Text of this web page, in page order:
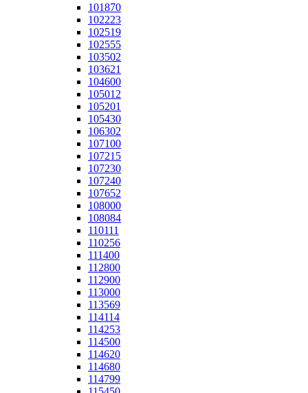
101870
102223
102519
102555
103502
103621
104600
105012
105201
105430
106302
107100
107215
107230
107240
107652
108000
108084
110111
110256
111400
112800
112900
113000
113569
114114
114253
114500
114620
114680
114799